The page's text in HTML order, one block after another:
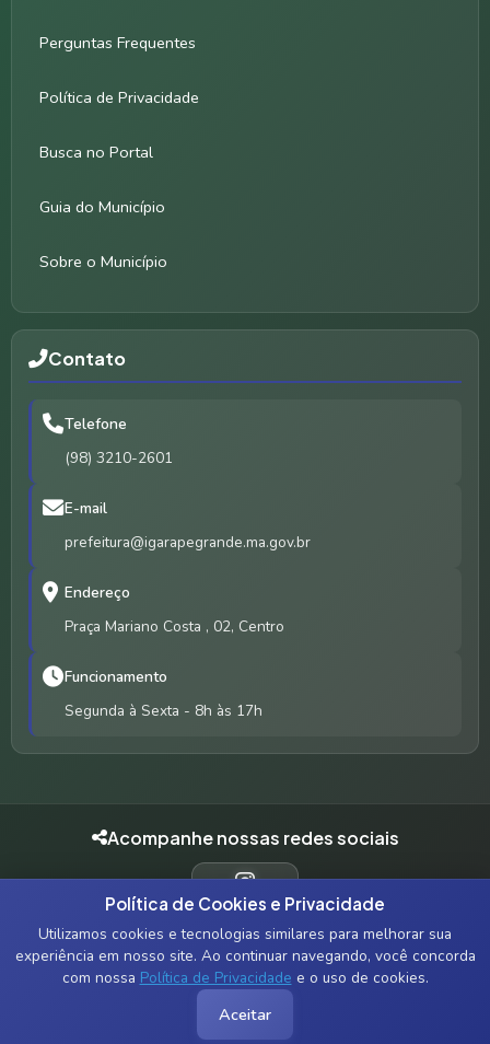
Política de Cookies e Privacidade
Utilizamos cookies e tecnologias similares para melhorar sua
experiência em nosso site. Ao continuar navegando, você concorda
com nossa Política de Privacidade e o uso de cookies.
Aceitar
Perguntas Frequentes
Política de Privacidade
Busca no Portal
Guia do Município
Sobre o Município
Contato
Telefone
(98) 3210-2601
E-mail
prefeitura@igarapegrande.ma.gov.br
Endereço
Praça Mariano Costa , 02, Centro
Funcionamento
Segunda à Sexta - 8h às 17h
Acompanhe nossas redes sociais
INSTAGRAM
© 2026 Prefeitura Municipal de Igarapé Grande - MA. Todos os
direitos reservados.